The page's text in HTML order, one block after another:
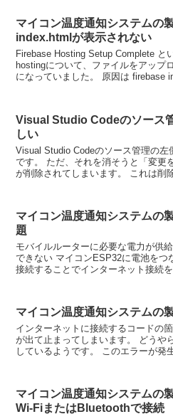
マイコン温度通知システムの
index.htmlが表示されない
Firebase Hosting Setup Complete と
hostingについて、ファイルをアップ
になっていました。 原因は firebase
Visual Studio Codeのソース
しい
Visual Studio Codeのソース管理の
です。 ただ、それを消そうと「変更
が削除されてしまいます。 これは削
マイコン温度通知システムの
題
モバイルルーターに必要な電力が供
できない マイコンESP32に電池をつ
接続することでインターネット接続
マイコン温度通知システムの
インターネットに接続するコードの
が出て止まってしまいます。 どうや
しているようです。 このエラーが発
マイコン温度通知システムの
Wi-FiまたはBluetoothで接続